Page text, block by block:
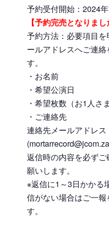
予約受付開始：2024
【予約完売となりまし
予約方法：必要項目
ールアドレスへご連絡
す。
・お名前
・希望公演日
・希望枚数（お1人さ
・ご連絡先
連絡先メールアドレ
返信時の内容を必ず
願いします。
※返信に1～3日かかる
信がない場合はご一報
す。